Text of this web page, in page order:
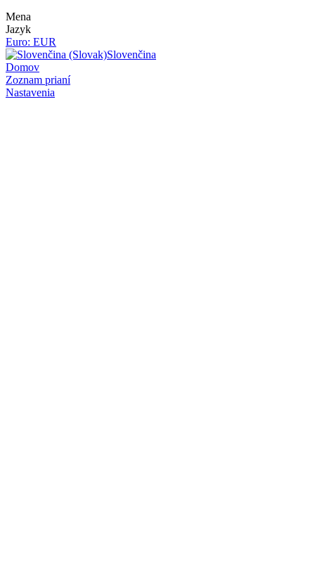
Mena
Jazyk
Euro: EUR
Slovenčina
Domov
Zoznam prianí
Nastavenia